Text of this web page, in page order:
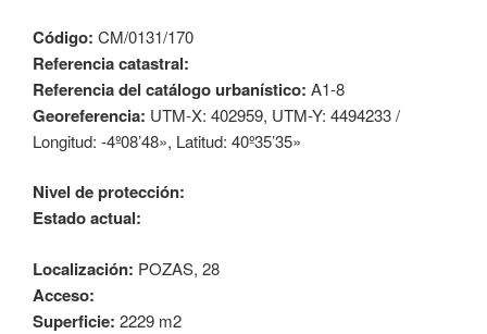
Código: CM/0131/170
Referencia catastral:
Referencia del catálogo urbanístico: A1-8
Georeferencia: UTM-X: 402959, UTM-Y: 4494233 /
Longitud: -4º08’48», Latitud: 40º35’35»
Nivel de protección:
Estado actual:
Localización: POZAS, 28
Acceso:
Superficie: 2229 m2